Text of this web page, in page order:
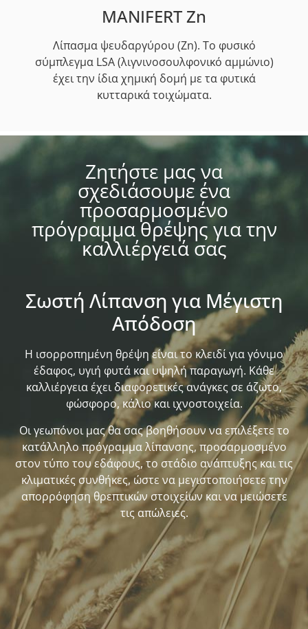
MANIFERT Zn
Λίπασμα ψευδαργύρου (Zn). Το φυσικό
σύμπλεγμα LSA (λιγνινοσουλφονικό αμμώνιο)
έχει την ίδια χημική δομή με τα φυτικά
κυτταρικά τοιχώματα.
Ζητήστε μας να
σχεδιάσουμε ένα
προσαρμοσμένο
πρόγραμμα θρέψης για την
καλλιέργειά σας
Σωστή Λίπανση για Μέγιστη
Απόδοση
Η ισορροπημένη θρέψη είναι το κλειδί για γόνιμο
έδαφος, υγιή φυτά και υψηλή παραγωγή. Κάθε
καλλιέργεια έχει διαφορετικές ανάγκες σε άζωτο,
φώσφορο, κάλιο και ιχνοστοιχεία.
Οι γεωπόνοι μας θα σας βοηθήσουν να επιλέξετε το
κατάλληλο πρόγραμμα λίπανσης, προσαρμοσμένο
στον τύπο του εδάφους, το στάδιο ανάπτυξης και τις
κλιματικές συνθήκες, ώστε να μεγιστοποιήσετε την
απορρόφηση θρεπτικών στοιχείων και να μειώσετε
τις απώλειες.